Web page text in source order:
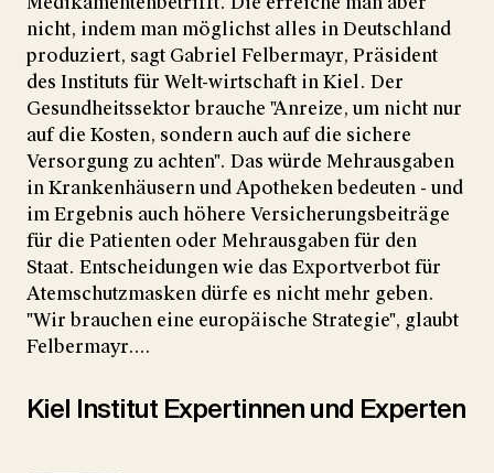
nicht, indem man möglichst alles in Deutschland
produziert, sagt Gabriel Felbermayr, Präsident
des Instituts für Welt-wirtschaft in Kiel. Der
Gesundheitssektor brauche "Anreize, um nicht nur
auf die Kosten, sondern auch auf die sichere
Versorgung zu achten". Das würde Mehrausgaben
in Krankenhäusern und Apotheken bedeuten - und
im Ergebnis auch höhere Versicherungsbeiträge
für die Patienten oder Mehrausgaben für den
Staat. Entscheidungen wie das Exportverbot für
Atemschutzmasken dürfe es nicht mehr geben.
"Wir brauchen eine europäische Strategie", glaubt
Felbermayr....
Kiel Institut Expertinnen und Experten